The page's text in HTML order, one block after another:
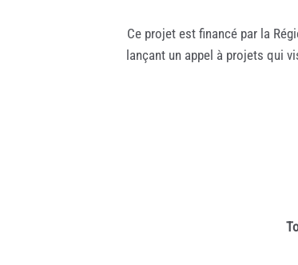
Ce projet est financé par la
lançant un appel à projets qui